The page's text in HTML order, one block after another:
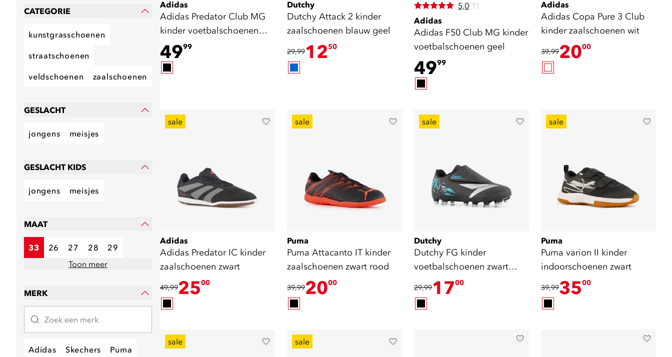
CATEGORIE
kunstgrasschoenen
straatschoenen
veldschoenen zaalschoenen
GESLACHT
jongens meisjes
GESLACHT KIDS
jongens meisjes
MAAT
33 26 27 28
29
Toon meer
MERK
Adidas Skechers Puma
Adidas
Adidas Predator Club MG
kinder voetbalschoenen
zwart rood
4999
Dutchy
Dutchy Attack 2 kinder
zaalschoenen blauw geel
29,991250
5,0(1)
Adidas
Adidas F50 Club MG kinder
voetbalschoenen geel
4999
Adidas
Adidas Copa Pure 3 Club
kinder zaalschoenen wit
39,992000
sale
Adidas
Adidas Predator IC kinder
zaalschoenen zwart
49,992500
sale
Puma
Puma Attacanto IT kinder
zaalschoenen zwart rood
39,992000
sale
Dutchy
Dutchy FG kinder
voetbalschoenen zwart
blauw
29,991700
sale
Puma
Puma varion II kinder
indoorschoenen zwart
39,993500
sale sale